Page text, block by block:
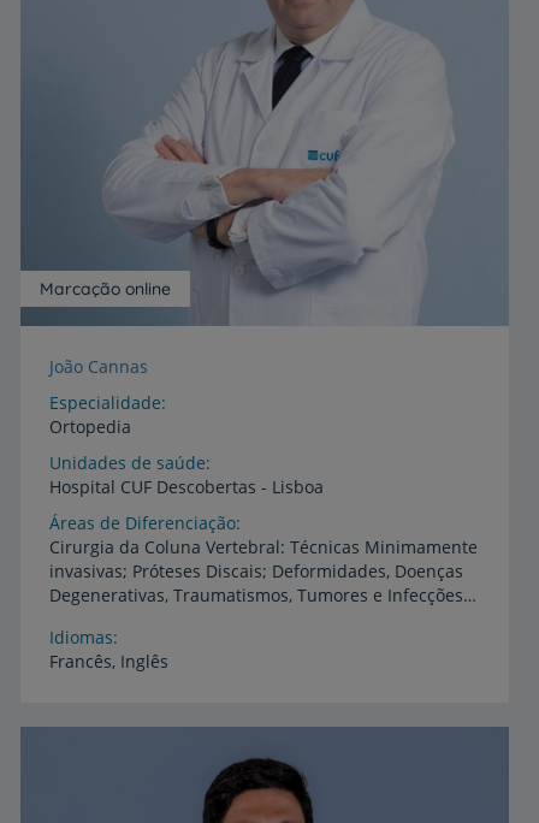
Marcação online
João Cannas
Especialidade
Ortopedia
Unidades de saúde
Hospital CUF Descobertas - Lisboa
Áreas de Diferenciação
Cirurgia da Coluna Vertebral: Técnicas Minimamente
invasivas; Próteses Discais; Deformidades, Doenças
Degenerativas, Traumatismos, Tumores e Infecções da Coluna Vertebral
Idiomas
Francês, Inglês